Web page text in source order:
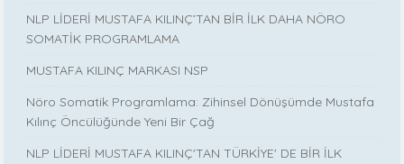
NLP LİDERİ MUSTAFA KILINÇ’TAN BİR İLK DAHA NÖRO
SOMATİK PROGRAMLAMA
MUSTAFA KILINÇ MARKASI NSP
Nöro Somatik Programlama: Zihinsel Dönüşümde Mustafa
Kılınç Öncülüğünde Yeni Bir Çağ
NLP LİDERİ MUSTAFA KILINÇ'TAN TÜRKİYE' DE BİR İLK